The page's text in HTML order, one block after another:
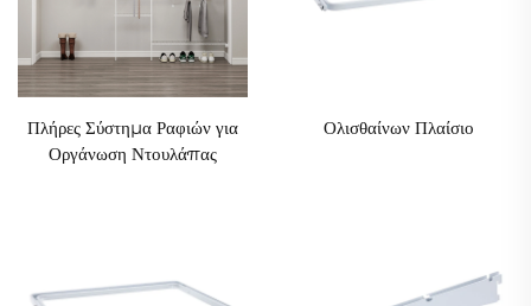
Πλήρες Σύστημα Ραφιών για
Οργάνωση Ντουλάπας
Ολισθαίνων Πλαίσιο